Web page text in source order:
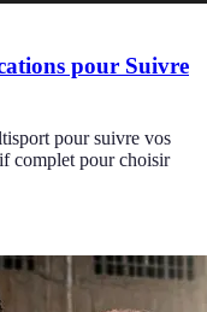
pour Suivre
pour suivre vos
complet pour choisir